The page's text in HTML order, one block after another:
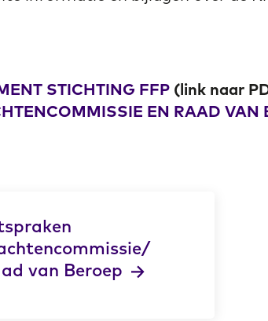
STICHTING FFP (link naar
EN RAAD VAN
van Beroep